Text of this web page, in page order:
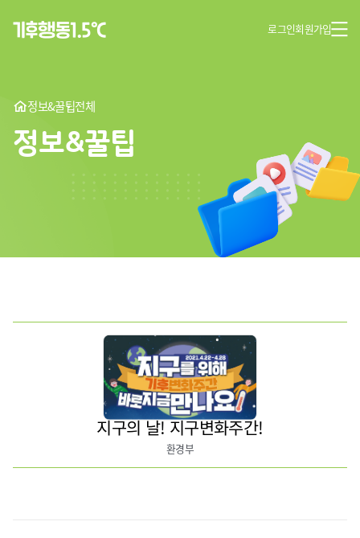
로그인회원가입
정보&꿀팁전체
정보&꿀팁
지구의 날! 지구변화주간!
환경부